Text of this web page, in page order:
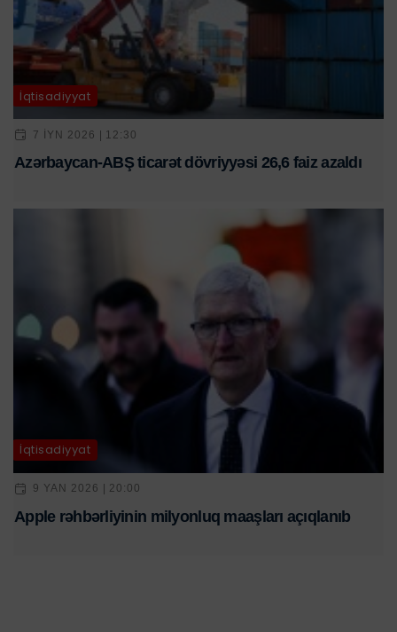
İqtisadiyyat
7 IYN 2026 | 12:30
Azərbaycan-ABŞ ticarət dövriyyəsi 26,6 faiz azaldı
İqtisadiyyat
9 YAN 2026 | 20:00
Apple rəhbərliyinin milyonluq maaşları açıqlanıb